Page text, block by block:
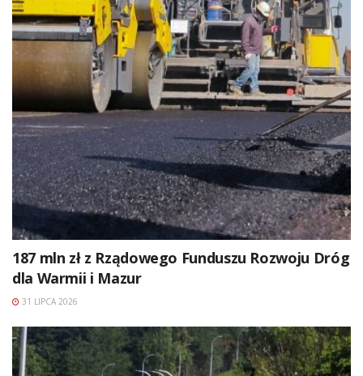
187 mln zł z Rządowego Funduszu Rozwoju Dróg
dla Warmii i Mazur
31 LIPCA 2026